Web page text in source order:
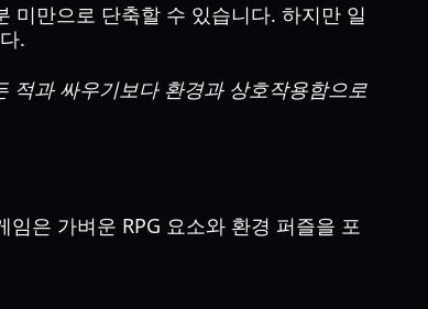
미만으로 단축할 수 있습니다. 하지만 일
.
적과 싸우기보다 환경과 상호작용함으로
은 가벼운 RPG 요소와 환경 퍼즐을 포